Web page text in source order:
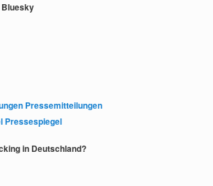
Pressemitteilungen
Pressespiegel
in Deutschland?